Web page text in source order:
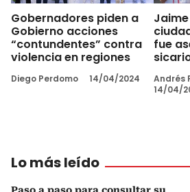
Gobernadores piden a
Gobierno acciones
“contundentes” contra
violencia en regiones
Diego Perdomo 14/04/2024
fue
Andrés
14/04/
Lo más leído